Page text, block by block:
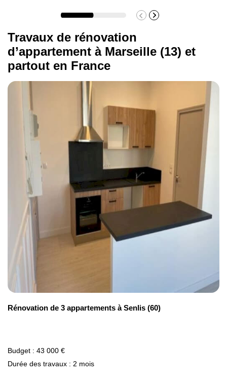
Travaux de rénovation
d’appartement à Marseille (13) et
partout en France
Rénovation de 3 appartements à Senlis (60)
Budget : 43 000 €
Durée des travaux : 2 mois